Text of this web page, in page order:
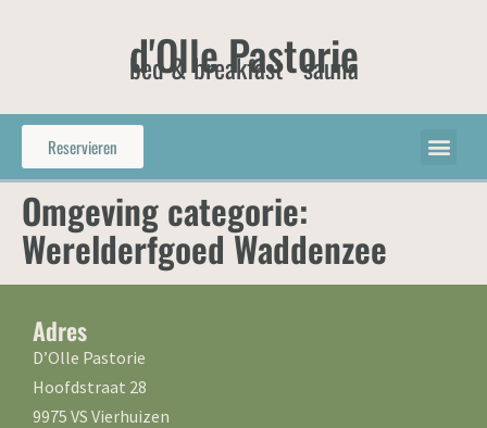
d'Olle Pastorie
bed & breakfast - sauna
Reservieren
Omgeving categorie:
Werelderfgoed Waddenzee
Adres
D’Olle Pastorie
Hoofdstraat 28
9975 VS Vierhuizen